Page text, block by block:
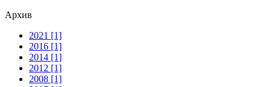
Архив
2021 [1]
2016 [1]
2014 [1]
2012 [1]
2008 [1]